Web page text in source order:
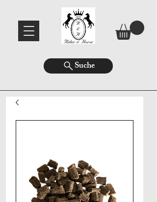
Suche